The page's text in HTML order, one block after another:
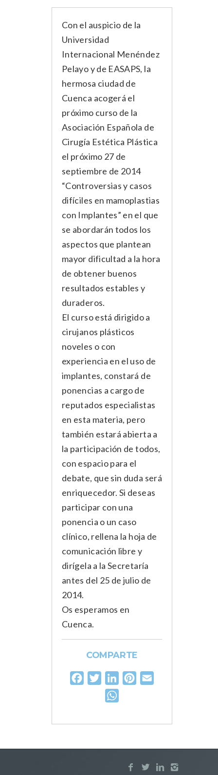
Con el auspicio de la
Universidad
Internacional Menéndez
Pelayo y de EASAPS, la
hermosa ciudad de
Cuenca acogerá el
próximo curso de la
Asociación Española de
Cirugía Estética Plástica
el próximo 27 de
septiembre de 2014
“Controversias y casos
difíciles en mamoplastias
con Implantes” en el que
se abordarán todos los
aspectos que plantean
mayor dificultad a la hora
de obtener buenos
resultados estables y
duraderos.
El curso está dirigido a
cirujanos plásticos
noveles o con
experiencia en el uso de
implantes, constará de
ponencias a cargo de
reputados especialistas
en esta materia, pero
también estará abierta a
la participación de todos,
con espacio para el
debate, que sin duda será
enriquecedor. Si deseas
participar con una
ponencia o un caso
clínico, rellena la hoja de
comunicación libre y
dirígela a la Secretaría
antes del 25 de julio de
2014.
Os esperamos en
Cuenca.
COMPARTE
FacebookTwitterLinkedInPinterest